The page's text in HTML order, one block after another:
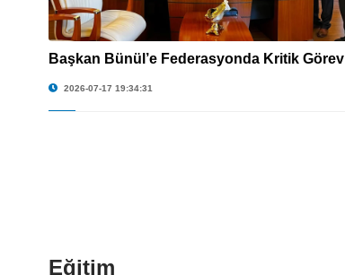
Başkan Bünül’e Federasyonda Kritik Görev
2026-07-17 19:34:31
Eğitim